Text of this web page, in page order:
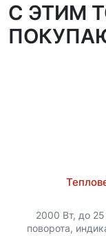
C ЭТИМ
2000 Вт, до
поворота,